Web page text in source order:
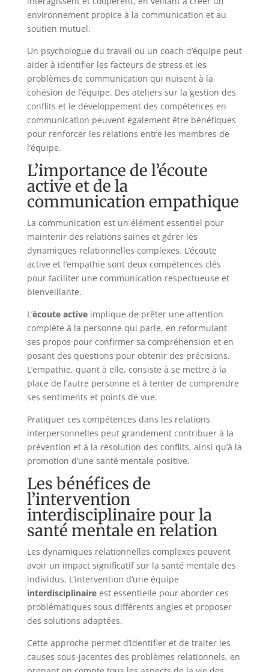
environnement propice à la communication et au
soutien mutuel.
Un psychologue du travail ou un coach d’équipe peut
aider à identifier les facteurs de stress et les
problèmes de communication qui nuisent à la
cohésion de l’équipe. Des ateliers sur la gestion des
conflits et le développement des compétences en
communication peuvent également être bénéfiques
pour renforcer les relations entre les membres de
l’équipe.
L’importance de l’écoute
active et de la
communication empathique
La communication est un élément essentiel pour
maintenir des relations saines et gérer les
dynamiques relationnelles complexes. L’écoute
active et l’empathie sont deux compétences clés
pour faciliter une communication respectueuse et
bienveillante.
L’écoute activeimplique de prêter une attention
complète à la personne qui parle, en reformulant
ses propos pour confirmer sa compréhension et en
posant des questions pour obtenir des précisions.
L’empathie, quant à elle, consiste à se mettre à la
place de l’autre personne et à tenter de comprendre
ses sentiments et points de vue.
Pratiquer ces compétences dans les relations
interpersonnelles peut grandement contribuer à la
prévention et à la résolution des conflits, ainsi qu’à la
promotion d’une santé mentale positive.
Les bénéfices de
l’intervention
interdisciplinaire pour la
santé mentale en relation
Les dynamiques relationnelles complexes peuvent
avoir un impact significatif sur la santé mentale des
individus. L’intervention d’une équipe
interdisciplinaireest essentielle pour aborder ces
problématiques sous différents angles et proposer
des solutions adaptées.
Cette approche permet d’identifier et de traiter les
causes sous-jacentes des problèmes relationnels, en